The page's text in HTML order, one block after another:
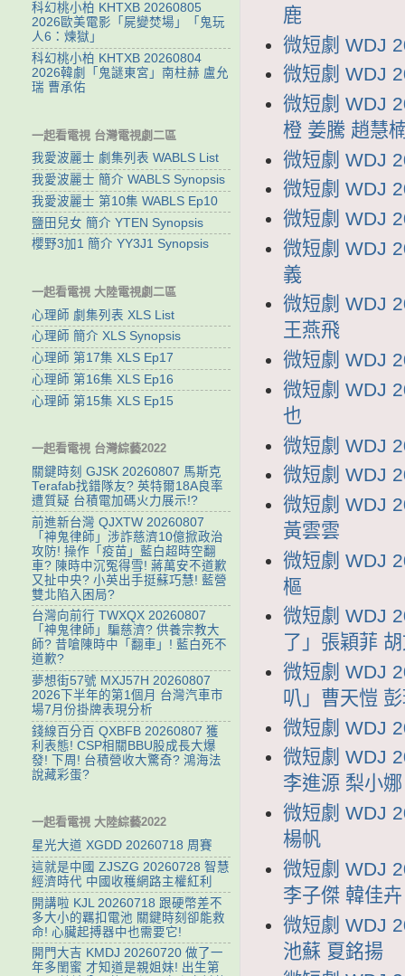
鹿
微短劇 WDJ
微短劇 WDJ
微短劇 WDJ
橙 姜騰 趙慧
微短劇 WDJ
微短劇 WDJ
微短劇 WDJ
微短劇 WDJ
義
微短劇 WDJ
王燕飛
微短劇 WDJ
微短劇 WDJ
也
微短劇 WDJ
微短劇 WDJ
微短劇 WDJ
黃雲雲
微短劇 WDJ
樞
微短劇 WDJ
了」張穎菲
微短劇 WDJ
叭」曹天愷
微短劇 WDJ
微短劇 WDJ
李進源 梨小娜
微短劇 WDJ
楊帆
微短劇 WDJ
李子傑 韓佳卉
微短劇 WDJ
池蘇 夏銘揚
科幻桃小柏 KHTXB 20260805
2026歐美電影「屍變焚場」「鬼玩
人6：煉獄」
科幻桃小柏 KHTXB 20260804
2026韓劇「鬼謎東宮」南柱赫 盧允
瑞 曹承佑
一起看電視 台灣電視劇二區
我愛波麗士 劇集列表 WABLS List
我愛波麗士 簡介 WABLS Synopsis
我愛波麗士 第10集 WABLS Ep10
鹽田兒女 簡介 YTEN Synopsis
櫻野3加1 簡介 YY3J1 Synopsis
一起看電視 大陸電視劇二區
心理師 劇集列表 XLS List
心理師 簡介 XLS Synopsis
心理師 第17集 XLS Ep17
心理師 第16集 XLS Ep16
心理師 第15集 XLS Ep15
一起看電視 台灣綜藝2022
關鍵時刻 GJSK 20260807 馬斯克
Terafab找錯隊友? 英特爾18A良率
遭質疑 台積電加碼火力展示!?
前進新台灣 QJXTW 20260807
「神鬼律師」涉詐慈濟10億掀政治
攻防! 操作「疫苗」藍白超時空翻
車? 陳時中沉冤得雪! 蔣萬安不道歉
又扯中央? 小英出手挺蘇巧慧! 藍營
雙北陷入困局?
台灣向前行 TWXQX 20260807
「神鬼律師」騙慈濟? 供養宗教大
師? 昔嗆陳時中「翻車」! 藍白死不
道歉?
夢想街57號 MXJ57H 20260807
2026下半年的第1個月 台灣汽車市
場7月份掛牌表現分析
錢線百分百 QXBFB 20260807 獲
利表態! CSP相關BBU股成長大爆
發! 下周! 台積營收大驚奇? 鴻海法
說藏彩蛋?
一起看電視 大陸綜藝2022
星光大道 XGDD 20260718 周賽
這就是中國 ZJSZG 20260728 智慧
經濟時代 中國收穫網路主權紅利
開講啦 KJL 20260718 跟硬幣差不
多大小的羈扣電池 關鍵時刻卻能救
命! 心臟起搏器中也需要它!
開門大吉 KMDJ 20260720 做了一
年多閨蜜 才知道是親姐妹! 出生第